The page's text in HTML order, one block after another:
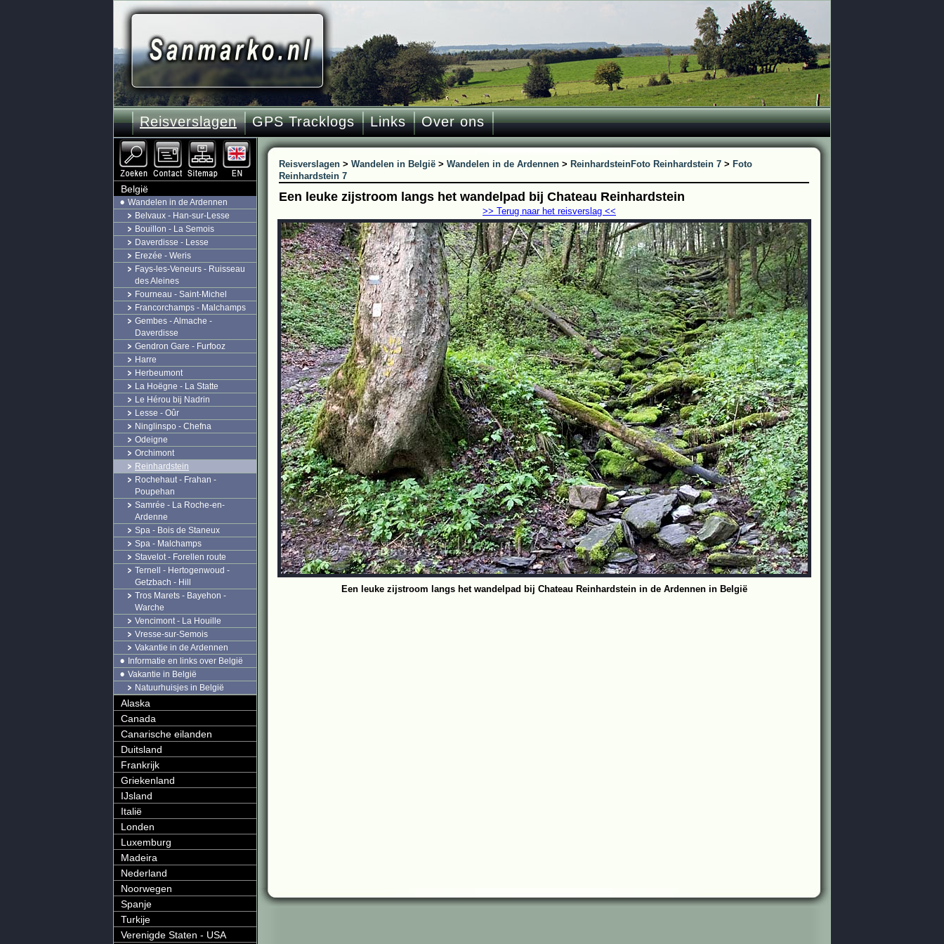
Reisverslagen GPS Tracklogs Links Over ons
Reisverslagen > Wandelen in België > Wandelen in de Ardennen > ReinhardsteinFoto Reinhardstein 7 > Foto
Reinhardstein 7
Een leuke zijstroom langs het wandelpad bij Chateau Reinhardstein
>> Terug naar het reisverslag <<
Een leuke zijstroom langs het wandelpad bij Chateau Reinhardstein in de Ardennen in België
België
Wandelen in de Ardennen
Belvaux - Han-sur-Lesse
Bouillon - La Semois
Daverdisse - Lesse
Erezée - Weris
Fays-les-Veneurs - Ruisseau
des Aleines
Fourneau - Saint-Michel
Francorchamps - Malchamps
Gembes - Almache -
Daverdisse
Gendron Gare - Furfooz
Harre
Herbeumont
La Hoëgne - La Statte
Le Hérou bij Nadrin
Lesse - Oûr
Ninglinspo - Chefna
Odeigne
Orchimont
Reinhardstein
Rochehaut - Frahan -
Poupehan
Samrée - La Roche-en-
Ardenne
Spa - Bois de Staneux
Spa - Malchamps
Stavelot - Forellen route
Ternell - Hertogenwoud -
Getzbach - Hill
Tros Marets - Bayehon -
Warche
Vencimont - La Houille
Vresse-sur-Semois
Vakantie in de Ardennen
Informatie en links over België
Vakantie in België
Natuurhuisjes in België
Alaska
Canada
Canarische eilanden
Duitsland
Frankrijk
Griekenland
IJsland
Italië
Londen
Luxemburg
Madeira
Nederland
Noorwegen
Spanje
Turkije
Verenigde Staten - USA